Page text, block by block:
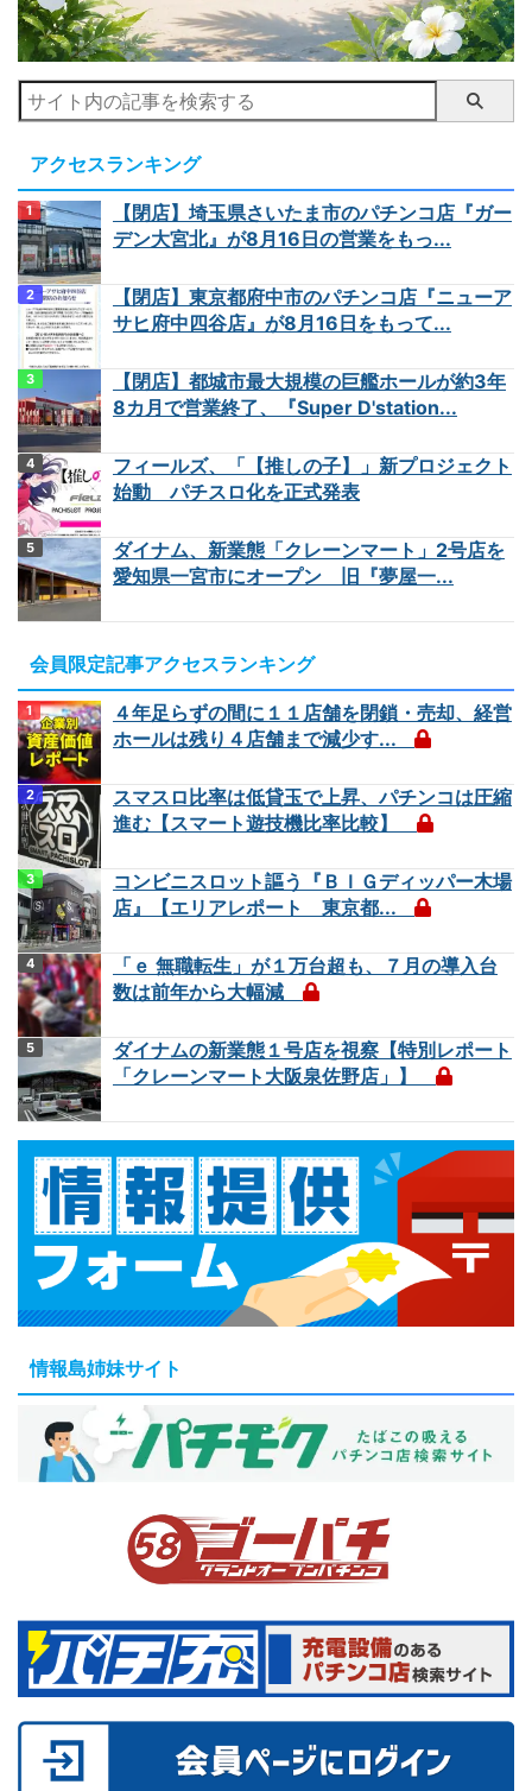
アクセスランキング
【閉店】埼玉県さいたま市のパチンコ店『ガー
デン大宮北』が8月16日の営業をもっ...
【閉店】東京都府中市のパチンコ店『ニューア
サヒ府中四谷店』が8月16日をもって...
【閉店】都城市最大規模の巨艦ホールが約3年
8カ月で営業終了、『Super D'station...
フィールズ、「【推しの子】」新プロジェクト
始動 パチスロ化を正式発表
ダイナム、新業態「クレーンマート」2号店を
愛知県一宮市にオープン 旧『夢屋一...
会員限定記事アクセスランキング
４年足らずの間に１１店舗を閉鎖・売却、経営
ホールは残り４店舗まで減少す...
スマスロ比率は低貸玉で上昇、パチンコは圧縮
進む【スマート遊技機比率比較】
コンビニスロット謳う『ＢＩＧディッパー木場
店』【エリアレポート 東京都...
「ｅ 無職転生」が１万台超も、７月の導入台
数は前年から大幅減
ダイナムの新業態１号店を視察【特別レポート
「クレーンマート大阪泉佐野店」】
情報島姉妹サイト